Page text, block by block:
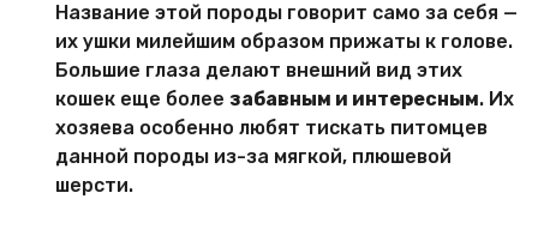
Название этой породы говорит само за себя —
их ушки милейшим образом прижаты к голове.
Большие глаза делают внешний вид этих
кошек еще более забавным и интересным. Их
хозяева особенно любят тискать питомцев
данной породы из-за мягкой, плюшевой
шерсти.